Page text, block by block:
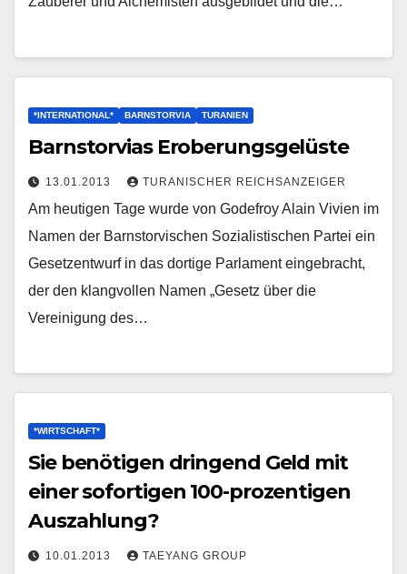
*INTERNATIONAL* BARNSTORVIA TURANIEN
Barnstorvias Eroberungsgelüste
13.01.2013 TURANISCHER REICHSANZEIGER
Am heutigen Tage wurde von Godefroy Alain Vivien im
Namen der Barnstorvischen Sozialistischen Partei ein
Gesetzentwurf in das dortige Parlament eingebracht,
der den klangvollen Namen „Gesetz über die
Vereinigung des…
*WIRTSCHAFT*
Sie benötigen dringend Geld mit
einer sofortigen 100-prozentigen
Auszahlung?
10.01.2013 TAEYANG GROUP